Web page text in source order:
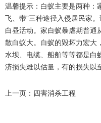
温馨提示：白蚁主要是两种：
飞、带”三种途径入侵居民家
白昼活动。家白蚁暴虐期普通
散白蚁大。白蚁的毁坏力宏大
水坝、电缆、船舶等等都是白
济损失难以估量，有的损失以
上一页： 四害消杀工程